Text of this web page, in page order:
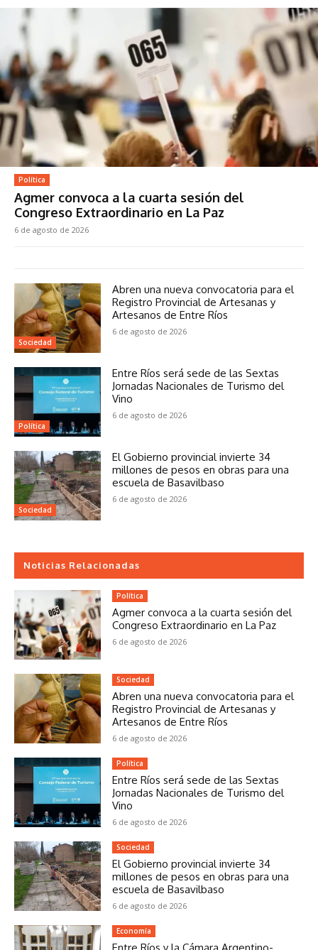
Política
Agmer convoca a la cuarta sesión del
Congreso Extraordinario en La Paz
6 de agosto de 2026
Sociedad
Abren una nueva convocatoria para el
Registro Provincial de Artesanas y
Artesanos de Entre Ríos
6 de agosto de 2026
Política
Entre Ríos será sede de las Sextas
Jornadas Nacionales de Turismo del
Vino
6 de agosto de 2026
Sociedad
El Gobierno provincial invierte 34
millones de pesos en obras para una
escuela de Basavilbaso
6 de agosto de 2026
Noticias Relacionadas
Política
Agmer convoca a la cuarta sesión del
Congreso Extraordinario en La Paz
6 de agosto de 2026
Sociedad
Abren una nueva convocatoria para el
Registro Provincial de Artesanas y
Artesanos de Entre Ríos
6 de agosto de 2026
Política
Entre Ríos será sede de las Sextas
Jornadas Nacionales de Turismo del
Vino
6 de agosto de 2026
Sociedad
El Gobierno provincial invierte 34
millones de pesos en obras para una
escuela de Basavilbaso
6 de agosto de 2026
Economía
Entre Ríos y la Cámara Argentino-